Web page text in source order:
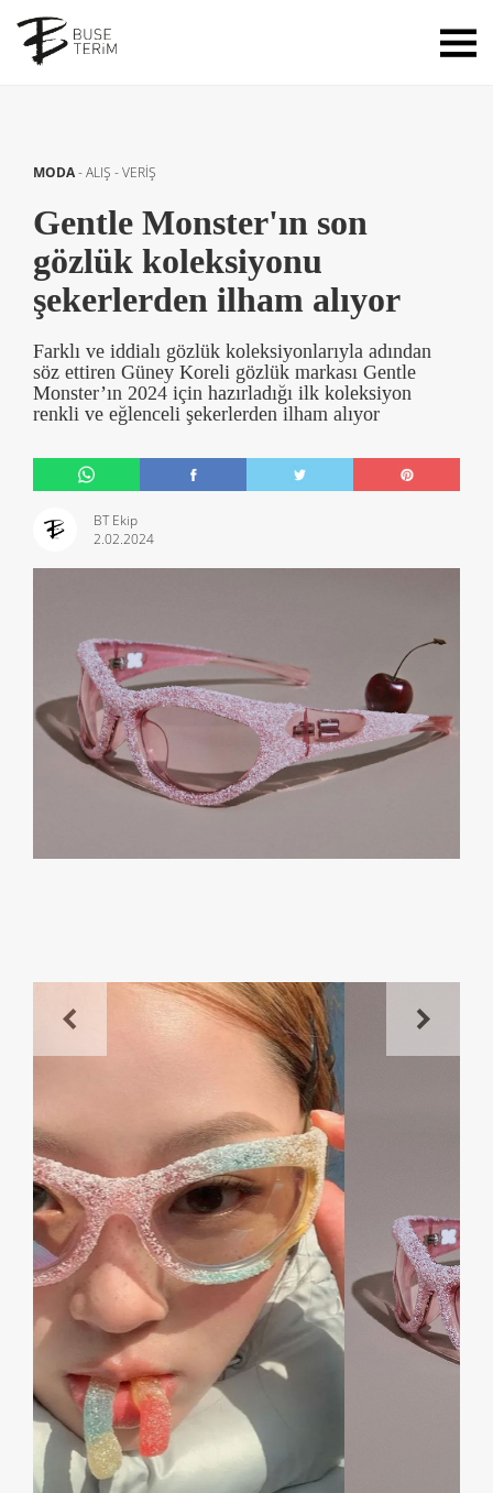
MODA-ALIŞ - VERİŞ
Gentle Monster'ın son
gözlük koleksiyonu
şekerlerden ilham alıyor
Farklı ve iddialı gözlük koleksiyonlarıyla adından
söz ettiren Güney Koreli gözlük markası Gentle
Monster’ın 2024 için hazırladığı ilk koleksiyon
renkli ve eğlenceli şekerlerden ilham alıyor
BT Ekip
2.02.2024